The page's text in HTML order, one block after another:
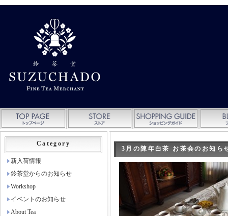
3月の陳年白茶 お茶会のお知ら
Category
新入荷情報
鈴茶堂からのお知らせ
Workshop
イベントのお知らせ
About Tea